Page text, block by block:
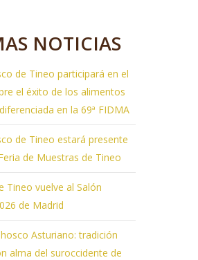
NOTICIAS
de Tineo participará en el
el éxito de los alimentos
en la 69ª FIDMA
de Tineo estará presente
de Muestras de Tineo
Tineo vuelve al Salón
de Madrid
Asturiano: tradición
alma del suroccidente de